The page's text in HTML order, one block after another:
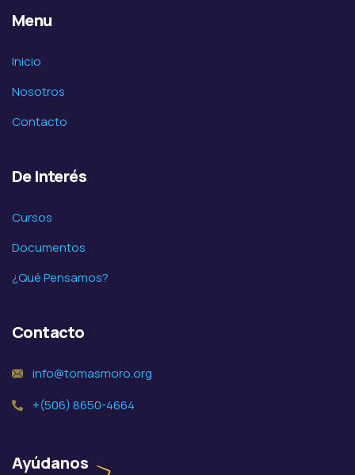
Menu
Inicio
Nosotros
Contacto
De Interés
Cursos
Documentos
¿Qué Pensamos?
Contacto
info@tomasmoro.org
+(506) 8650-4664
Ayúdanos